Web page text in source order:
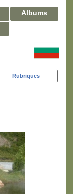
Albums
Rubriques